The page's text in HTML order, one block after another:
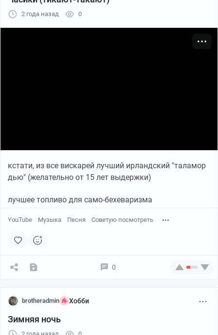
2 года назад 0
кстати, из все вискарей лучший ирландский "таламор
дью" (желательно от 15 лет выдержки)
лучшее топливо для само-бехеваризма
YouTube Музыка Песня Советую посмотреть
0
brotheradmin Хобби
Зимняя ночь